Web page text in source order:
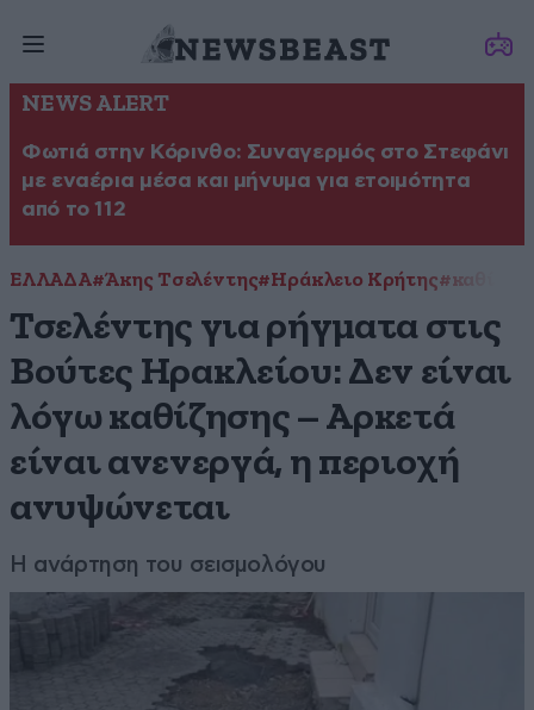
NEWS ALERT
Φωτιά στην Κόρινθο: Συναγερμός στο Στεφάνι
με εναέρια μέσα και μήνυμα για ετοιμότητα
από το 112
ΕΛΛΑΔΑ#Άκης Τσελέντης#Ηράκλειο Κρήτης
Τσελέντης για ρήγματα στις
Βούτες Ηρακλείου: Δεν είναι
λόγω καθίζησης – Αρκετά
είναι ανενεργά, η περιοχή
ανυψώνεται
Η ανάρτηση του σεισμολόγου